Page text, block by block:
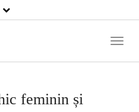
Căutați
un
Toggle
feminin și